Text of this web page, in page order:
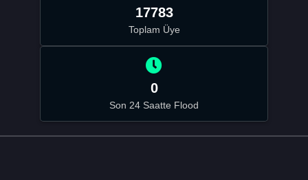
17783
Toplam Üye
0
Son 24 Saatte Flood